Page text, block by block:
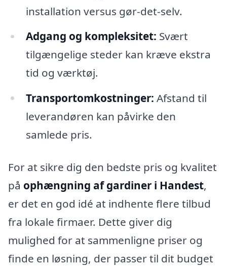
installation versus gør-det-selv.
Adgang og kompleksitet: Svært
tilgængelige steder kan kræve ekstra
tid og værktøj.
Transportomkostninger: Afstand til
leverandøren kan påvirke den
samlede pris.
For at sikre dig den bedste pris og kvalitet
på ophængning af gardiner i Handest,
er det en god idé at indhente flere tilbud
fra lokale firmaer. Dette giver dig
mulighed for at sammenligne priser og
finde en løsning, der passer til dit budget